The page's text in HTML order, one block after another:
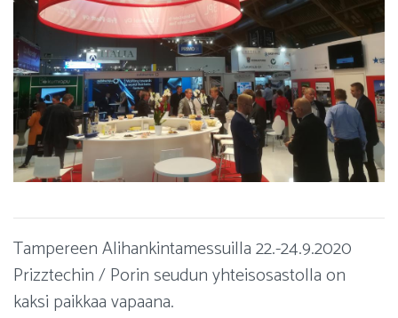
Tampereen Alihankintamessuilla 22.-24.9.2020
Prizztechin / Porin seudun yhteisosastolla on
kaksi paikkaa vapaana.